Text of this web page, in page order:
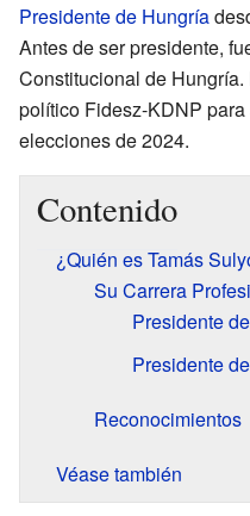
Presidente de Hungría
Antes de ser presidente,
Constitucional de
político Fidesz-KDNP
elecciones de 2024.
Contenido
¿Quién es Tamás
Su Carrera
Presidente
Presidente
Reconocimientos
Véase también